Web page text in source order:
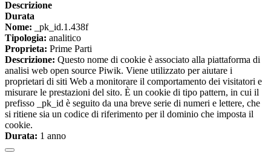
Descrizione
Durata
Nome: _pk_id.1.438f
Tipologia: analitico
Proprieta: Prime Parti
Descrizione: Questo nome di cookie è associato alla piattaforma di
analisi web open source Piwik. Viene utilizzato per aiutare i
proprietari di siti Web a monitorare il comportamento dei visitatori e
misurare le prestazioni del sito. È un cookie di tipo pattern, in cui il
prefisso _pk_id è seguito da una breve serie di numeri e lettere, che
si ritiene sia un codice di riferimento per il dominio che imposta il
cookie.
Durata: 1 anno